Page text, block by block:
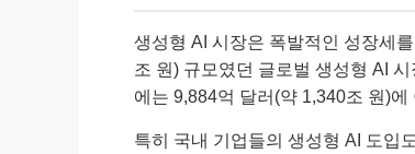
생성형 AI 시장은 폭발적인 성장세
조 원) 규모였던 글로벌 생성형 AI
에는 9,884억 달러(약 1,340조 원)
특히 국내 기업들의 생성형 AI 도입